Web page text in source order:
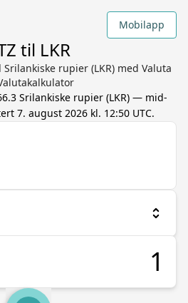
Mobilapp
til LKR
Srilankiske rupier (LKR) med Valuta
Srilankiske rupier (LKR) — mid-
7. august 2026 kl. 12:50 UTC.